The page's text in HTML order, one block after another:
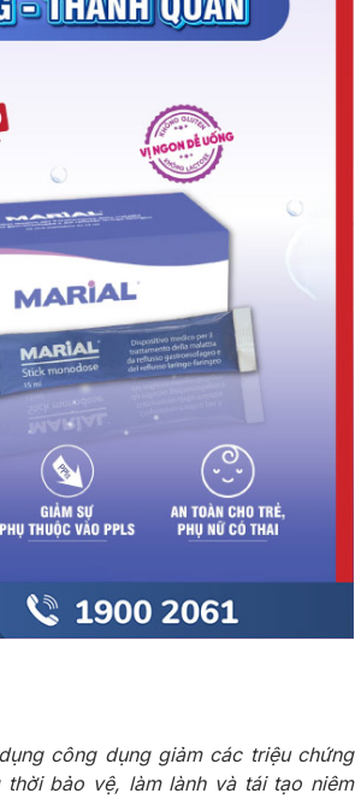
công dụng giảm các triệu chứng
bảo vệ, làm lành và tái tạo niêm